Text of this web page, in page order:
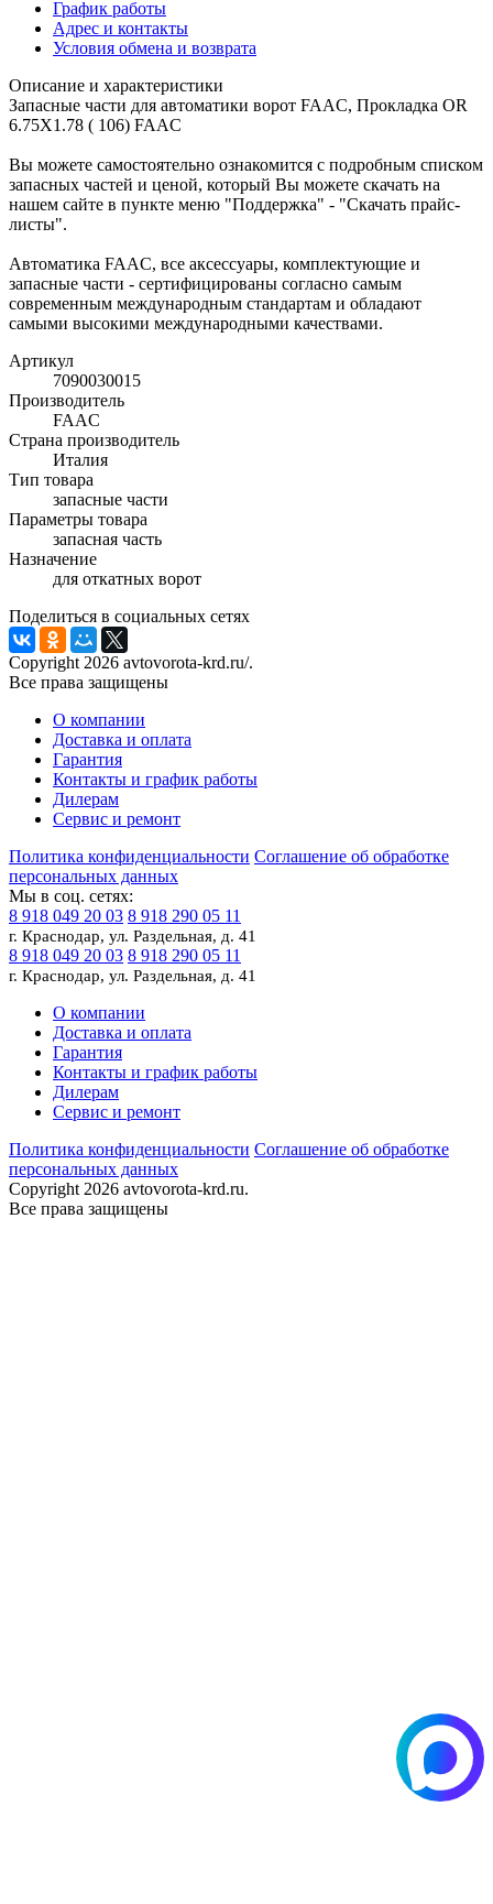
График работы
Адрес и контакты
Условия обмена и возврата
Описание и характеристики
Запасные части для автоматики ворот FAAC, Прокладка OR
6.75X1.78 ( 106) FAAC
Вы можете самостоятельно ознакомится с подробным списком
запасных частей и ценой, который Вы можете скачать на
нашем сайте в пункте меню "Поддержка" - "Скачать прайс-
листы".
Автоматика FAAC, все аксессуары, комплектующие и
запасные части - сертифицированы согласно самым
современным международным стандартам и обладают
самыми высокими международными качествами.
Артикул
7090030015
Производитель
FAAC
Страна производитель
Италия
Тип товара
запасные части
Параметры товара
запасная часть
Назначение
для откатных ворот
Поделиться в социальных сетях
Copyright 2026 avtovorota-krd.ru/.
Все права защищены
О компании
Доставка и оплата
Гарантия
Контакты и график работы
Дилерам
Сервис и ремонт
Политика конфиденциальности Соглашение об обработке
персональных данных
Мы в соц. сетях:
8 918 049 20 03 8 918 290 05 11
г. Краснодар, ул. Раздельная, д. 41
8 918 049 20 03 8 918 290 05 11
г. Краснодар, ул. Раздельная, д. 41
О компании
Доставка и оплата
Гарантия
Контакты и график работы
Дилерам
Сервис и ремонт
Политика конфиденциальности Соглашение об обработке
персональных данных
Copyright 2026 avtovorota-krd.ru.
Все права защищены